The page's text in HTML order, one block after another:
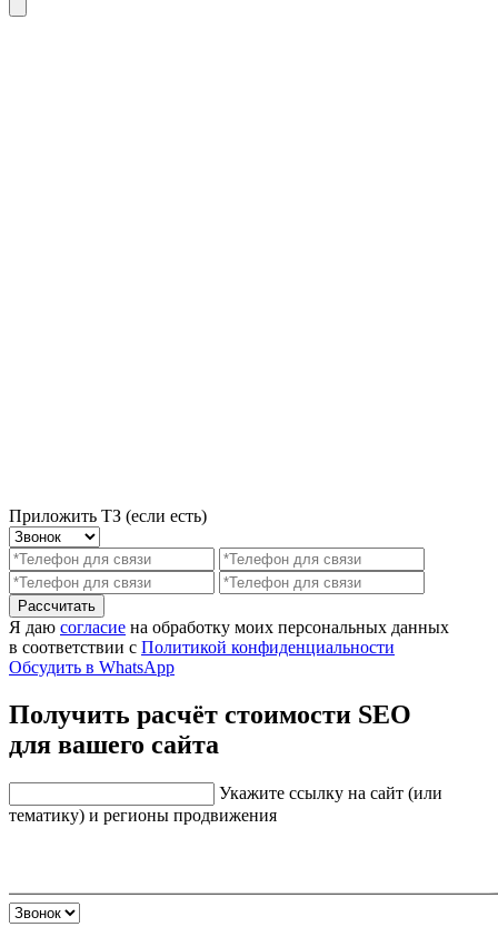
Приложить ТЗ (если есть)
Рассчитать
Я даю согласие на обработку моих персональных данных
в соответствии с Политикой конфиденциальности
Обсудить в WhatsApp
Получить расчёт стоимости SEO
для вашего сайта
Укажите ссылку на сайт (или
тематику) и регионы продвижения